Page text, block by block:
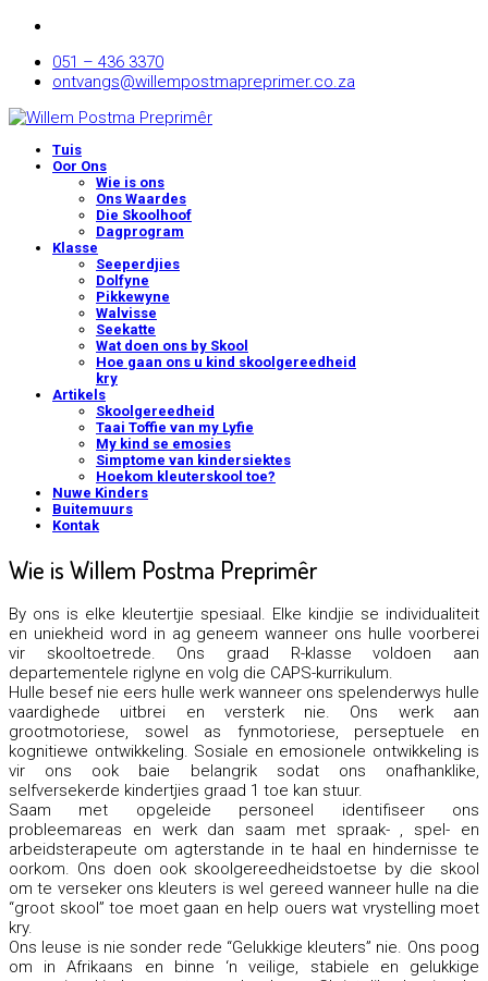
051 – 436 3370
ontvangs@willempostmapreprimer.co.za
Tuis
Oor Ons
Wie is ons
Ons Waardes
Die Skoolhoof
Dagprogram
Klasse
Seeperdjies
Dolfyne
Pikkewyne
Walvisse
Seekatte
Wat doen ons by Skool
Hoe gaan ons u kind skoolgereedheid
kry
Artikels
Skoolgereedheid
Taai Toffie van my Lyfie
My kind se emosies
Simptome van kindersiektes
Hoekom kleuterskool toe?
Nuwe Kinders
Buitemuurs
Kontak
Wie is Willem Postma Preprimêr
By ons is elke kleutertjie spesiaal. Elke kindjie se individualiteit
en uniekheid word in ag geneem wanneer ons hulle voorberei
vir skooltoetrede. Ons graad R-klasse voldoen aan
departementele riglyne en volg die CAPS-kurrikulum.
Hulle besef nie eers hulle werk wanneer ons spelenderwys hulle
vaardighede uitbrei en versterk nie. Ons werk aan
grootmotoriese, sowel as fynmotoriese, perseptuele en
kognitiewe ontwikkeling. Sosiale en emosionele ontwikkeling is
vir ons ook baie belangrik sodat ons onafhanklike,
selfversekerde kindertjies graad 1 toe kan stuur.
Saam met opgeleide personeel identifiseer ons
probleemareas en werk dan saam met spraak- , spel- en
arbeidsterapeute om agterstande in te haal en hindernisse te
oorkom. Ons doen ook skoolgereedheidstoetse by die skool
om te verseker ons kleuters is wel gereed wanneer hulle na die
“groot skool” toe moet gaan en help ouers wat vrystelling moet
kry.
Ons leuse is nie sonder rede “Gelukkige kleuters” nie. Ons poog
om in Afrikaans en binne ‘n veilige, stabiele en gelukkige